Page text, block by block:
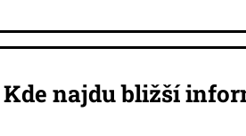
najdu bližší